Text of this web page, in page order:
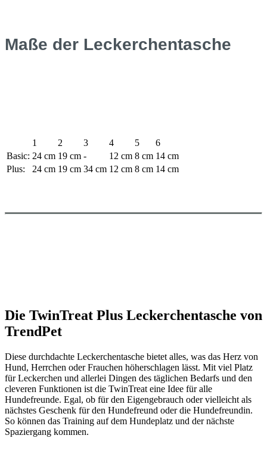
Maße der Leckerchentasche
1 2 3 4 5
6
Basic: 24 cm 19 cm - 12 cm 8 cm 14 cm
Plus:
24 cm 19 cm 34 cm 12 cm 8 cm 14 cm
Die TwinTreat Plus Leckerchentasche von
TrendPet
Diese durchdachte Leckerchentasche bietet alles, was das Herz von
Hund, Herrchen oder Frauchen höherschlagen lässt. Mit viel Platz
für Leckerchen und allerlei Dingen des täglichen Bedarfs und den
cleveren Funktionen ist die TwinTreat eine Idee für alle
Hundefreunde. Egal, ob für den Eigengebrauch oder vielleicht als
nächstes Geschenk für den Hundefreund oder die Hundefreundin.
So können das Training auf dem Hundeplatz und der nächste
Spaziergang kommen.